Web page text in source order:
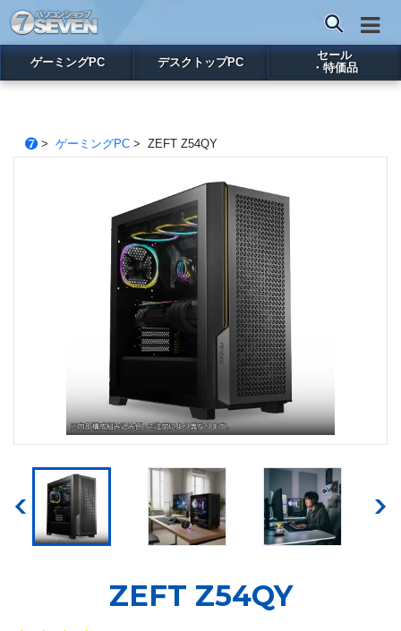
ゲーミングPC デスクトップPC
セール
・特価品
> ゲーミングPC> ZEFT Z54QY
ZEFT Z54QY